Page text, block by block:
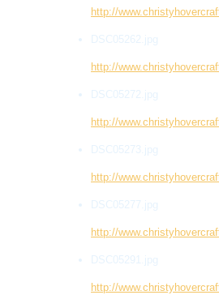
http://
DSC05262.jpg
http://
DSC05272.jpg
http://
DSC05273.jpg
http://
DSC05277.jpg
http://
DSC05291.jpg
http://